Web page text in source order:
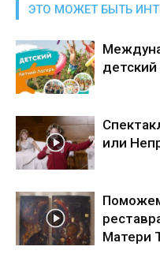
ЭТО МОЖЕТ БЫТЬ
детский
или
Матери